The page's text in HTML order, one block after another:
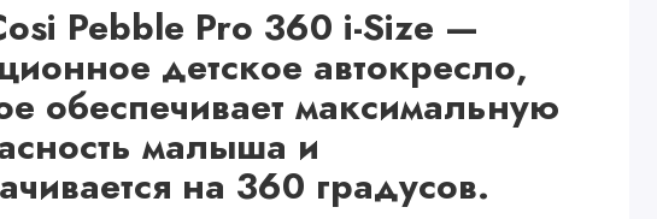
Pebble Pro 360 i-Size —
детское автокресло,
обеспечивает максимальную
малыша и
на 360 градусов.